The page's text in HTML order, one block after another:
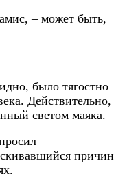
– может быть,
было тягостно
Действительно,
светом маяка.
причин